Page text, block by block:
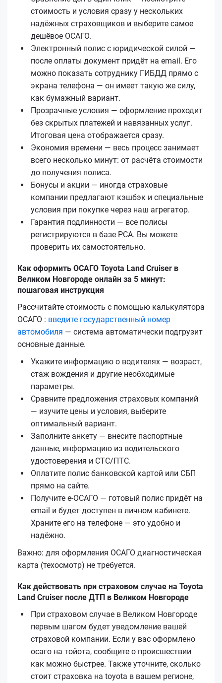
стоимость и условия сразу у нескольких
надёжных страховщиков и выберите самое
дешёвое ОСАГО.
Электронный полис с юридической силой —
после оплаты документ придёт на email. Его
можно показать сотруднику ГИБДД прямо с
экрана телефона — он имеет такую же силу,
как бумажный вариант.
Прозрачные условия — оформление проходит
без скрытых платежей и навязанных услуг.
Итоговая цена отображается сразу.
Экономия времени — весь процесс занимает
всего несколько минут: от расчёта стоимости
до получения полиса.
Бонусы и акции — иногда страховые
компании предлагают кэшбэк и специальные
условия при покупке через наш агрегатор.
Гарантия подлинности — все полисы
регистрируются в базе РСА. Вы можете
проверить их самостоятельно.
Как оформить ОСАГО Toyota Land Cruiser в
Великом Новгороде онлайн за 5 минут:
пошаговая инструкция
Рассчитайте стоимость с помощью калькулятора
ОСАГО : введите государственный номер
автомобиля — система автоматически подгрузит
основные данные.
Укажите информацию о водителях — возраст,
стаж вождения и другие необходимые
параметры.
Сравните предложения страховых компаний
— изучите цены и условия, выберите
оптимальный вариант.
Заполните анкету — внесите паспортные
данные, информацию из водительского
удостоверения и СТС/ПТС.
Оплатите полис банковской картой или СБП
прямо на сайте.
Получите е‑ОСАГО — готовый полис придёт на
email и будет доступен в личном кабинете.
Храните его на телефоне — это удобно и
надёжно.
Важно: для оформления ОСАГО диагностическая
карта (техосмотр) не требуется.
Как действовать при страховом случае на Toyota
Land Cruiser после ДТП в Великом Новгороде
При страховом случае в Великом Новгороде
первым шагом будет уведомление вашей
страховой компании. Если у вас оформлено
осаго на тойота, сообщите о происшествии
как можно быстрее. Также уточните, сколько
стоит страховка на toyota в вашем регионе,